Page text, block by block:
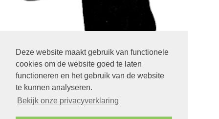
Deze website maakt gebruik van functionele
cookies om de website goed te laten
functioneren en het gebruik van de website
te kunnen analyseren.
Bekijk onze privacyverklaring
klik op het plaatje
LOGIN EXTRANET
KLIK HIER